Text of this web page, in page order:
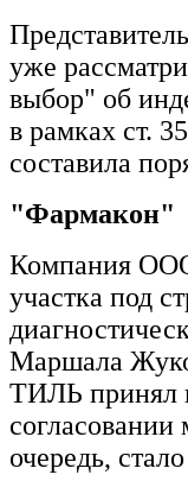
уже
выбор" об
в рамках ст.
составила
"Фармакон"
Компания
участка под
Маршала
ТИЛЬ принял
согласовании
очередь,